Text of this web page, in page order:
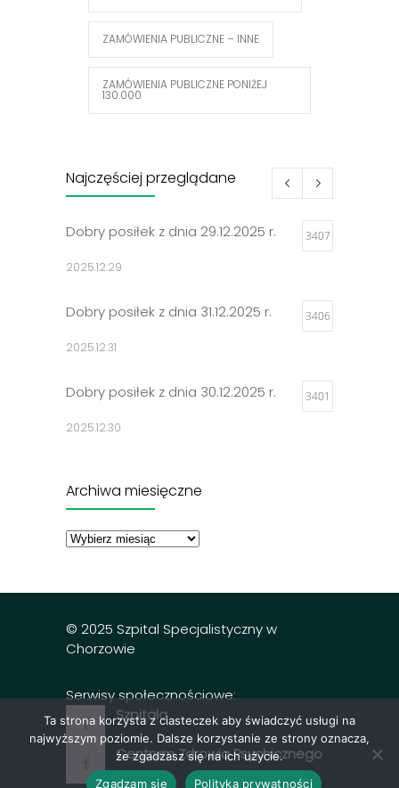
ZAMÓWIENIA PUBLICZNE – INNE
ZAMÓWIENIA PUBLICZNE PONIŻEJ
130.000
Najczęściej przeglądane
Dobry posiłek z dnia 29.12.2025 r. 3407
2025.12.29
Dobry posiłek z dnia 31.12.2025 r. 3406
2025.12.31
Dobry posiłek z dnia 30.12.2025 r. 3401
2025.12.30
2024.12.27
Dobry posiłek z dnia 23.12.2025 r.
Archiwa miesięczne
miesięczne
© 2025 Szpital Specjalistyczny w
Chorzowie
Serwisy społecznościowe:
Szpitala
Centrum Zdrowia Psychicznego
Ta strona korzysta z ciasteczek aby świadczyć usługi na
najwyższym poziomie. Dalsze korzystanie ze strony oznacza,
że zgadzasz się na ich użycie.
Zgadzam się
Polityka prywatności